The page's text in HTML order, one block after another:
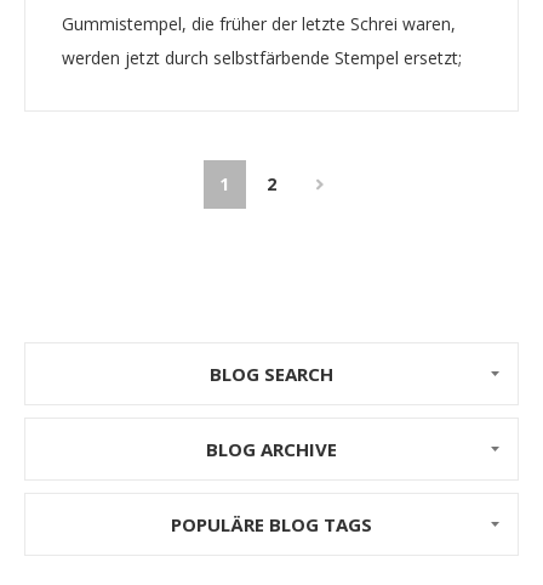
Gummistempel, die früher der letzte Schrei waren,
werden jetzt durch selbstfärbende Stempel ersetzt;
aufzudrucken, wa...
1
2
BLOG SEARCH
BLOG ARCHIVE
POPULÄRE BLOG TAGS